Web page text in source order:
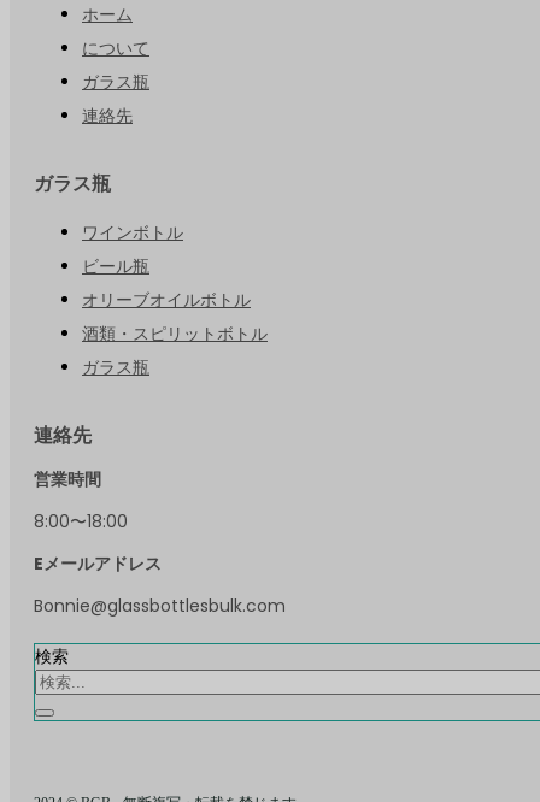
ホーム
について
ガラス瓶
連絡先
ガラス瓶
ワインボトル
ビール瓶
オリーブオイルボトル
酒類・スピリットボトル
ガラス瓶
連絡先
営業時間
8:00〜18:00
Eメールアドレス
Bonnie@glassbottlesbulk.com
検索